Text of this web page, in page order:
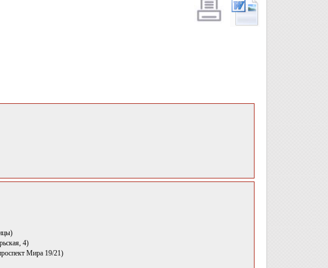
4)
Мира 19/21)